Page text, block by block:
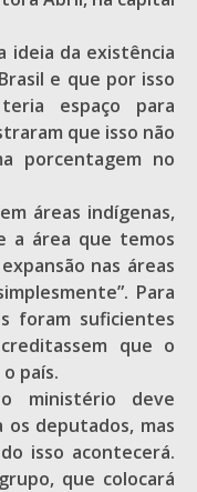
ideia da existência
e que por isso
espaço para
que isso não
porcentagem no
áreas indígenas,
a área que temos
nas áreas
Para
foram suficientes
que o
país.
ministério deve
deputados, mas
isso acontecerá.
que colocará